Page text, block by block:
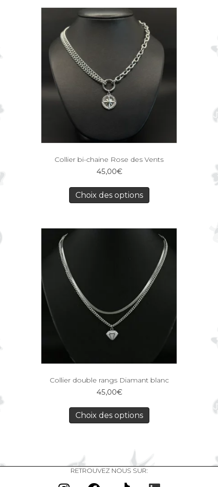
Collier bi-chaine Rose des Vents
45,00€
Choix des options
Collier double rangs Diamant blanc
45,00€
Choix des options
RETROUVEZ NOUS SUR: